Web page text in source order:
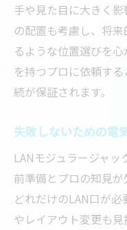
手や見た目に大きく
の配置も考慮し、将
るような位置選びを
を持つプロに依頼す
続が保証されます。
失敗しないための電
LANモジュラージャ
前準備とプロの知見
どれだけのLAN口が
やレイアウト変更も